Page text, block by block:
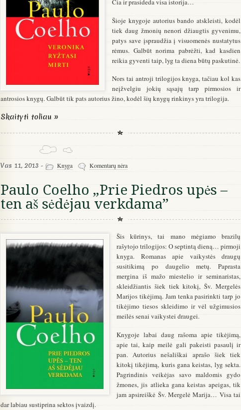
Čia ir prasideda visa istorija…
Šioje knygoje autorius bando atskleisti, kodėl
tiek daug žmonių nenori džiaugtis gyvenimu,
patys save įspraudžia į visuomenės nustatytus
rėmus. Galbūt norima pabrėžti, kad kasdien
reikia gyventi taip, lyg ta diena būtų paskutinė.
Nors tai antroji trilogijos knyga, tačiau kol kas
neįžvelgiu jokių sąsajų tarp pirmosios ir
antrosios knygų. Galbūt tik pats autorius žino, kodėl šių knygų rinkinys yra trilogija.
Skaityti toliau »
Vas 11, 2013 - Knyga Komentarų nėra
Paulo Coelho „Prie Piedros upės –
ten aš sėdėjau verkdama”
Šis kūrinys, tai mano mėgiamo brazilų
rašytojo trilogijos: O septintą dieną… pirmoji
knyga. Romanas apie vaikystės draugų
susitikimą po daugelio metų. Paprasta
mergina iš mažo miestelio ir seminaristas,
skleidžiantis šiek tiek kitokį, Šv. Mergelės
Marijos tikėjimą. Jam tenka pasirinkti tarp jo
tikėjimo tiesos skleidimo ir vėl užgimusios
meilės senai vaikystei draugei.
Knygoje labai daug rašoma apie tikėjimą,
apie tai, kaip meilė gali pakeisti pasaulį ir
pan. Autorius nešališkai aprašo šiek tiek
kitokį tikėjimą, kuris gana keistas, lyg sekta.
Pagrindinis veikėjas savo maldomis gydo
žmones, jis atlieka gana keistas apeigas, tik
jam apsireiškė Šv. Mergelė Marija… Visa tai
dar labiau sustiprina sektos įvaizdį.